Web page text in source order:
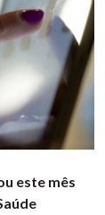
este mês